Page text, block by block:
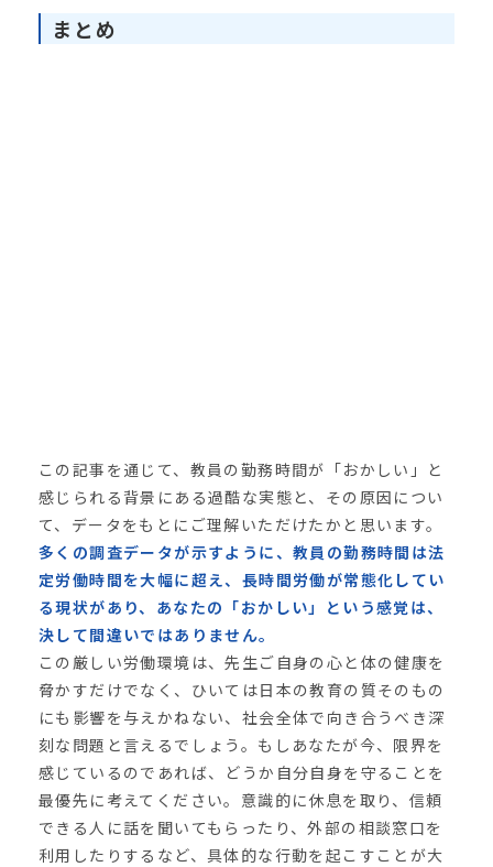
まとめ
この記事を通じて、教員の勤務時間が「おかしい」と
感じられる背景にある過酷な実態と、その原因につい
て、データをもとにご理解いただけたかと思います。
多くの調査データが示すように、教員の勤務時間は法
定労働時間を大幅に超え、長時間労働が常態化してい
る現状があり、あなたの「おかしい」という感覚は、
決して間違いではありません。
この厳しい労働環境は、先生ご自身の心と体の健康を
脅かすだけでなく、ひいては日本の教育の質そのもの
にも影響を与えかねない、社会全体で向き合うべき深
刻な問題と言えるでしょう。もしあなたが今、限界を
感じているのであれば、どうか自分自身を守ることを
最優先に考えてください。意識的に休息を取り、信頼
できる人に話を聞いてもらったり、外部の相談窓口を
利用したりするなど、具体的な行動を起こすことが大